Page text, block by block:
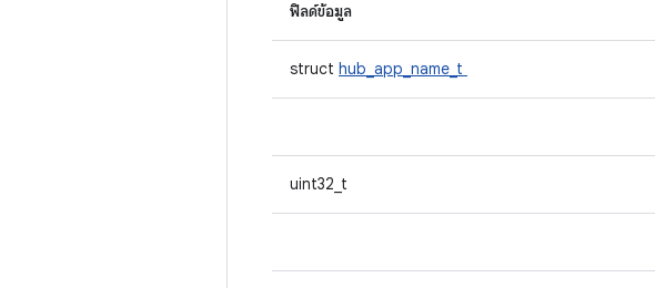
ฟิลด์ข้อมูล
struct hub_app_name_t
uint32_t